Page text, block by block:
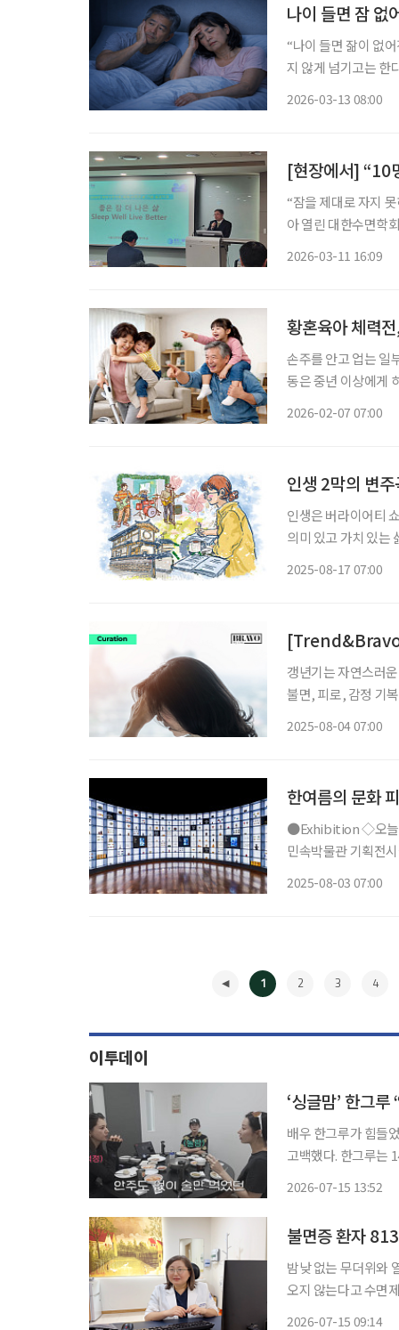
나이 들면 잠 없
“나이 들면 잚이 없
지 않게 넘기고는 한
2026-03-13 08:00
“잠을 제대로 자지
아 열린 대한수면학
2026-03-11 16:09
황혼육아 체력
손주를 안고 업는 일
동은 중년 이상에게
2026-02-07 07:00
인생 2막의 변주
인생은 버라이어티
의미 있고 가치 있는
2025-08-17 07:00
[Trend&Bravo]
갱년기는 자연스러
불면, 피로, 감정 기
2025-08-04 07:00
한여름의 문화
●Exhibition ◇오늘도, 기념: 우리가 기념품을 간직하는 이유 일정 9월 14일까지 장소 국립
민속박물관 기획전
2025-08-03 07:00
1 2 3 4
이투데이
‘싱글맘’ 한그
배우 한그루가 힘들
고백했다. 한그루는 14일 자신의 유튜브 채널 ‘그루니까말이야’에 공개한 영상에서 배우 한채
2026-07-15 13:52
불면증 환자
밤낮 없는 무더위와
오지 않는다고 수면
2026-07-15 09:14